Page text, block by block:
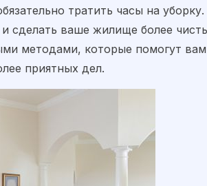
тратить часы на
сделать ваше жилище более
методами, которые помогут
приятных дел.